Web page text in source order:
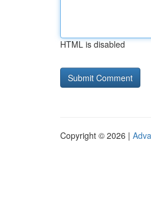
HTML is disabled
Copyright © 2026 |